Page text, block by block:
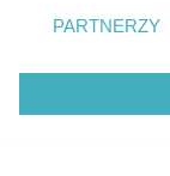
Wlej do
zmienić/
znajdujący się
rodzaje
użytkownika,
przetwarzaniu.
PARTNERZY